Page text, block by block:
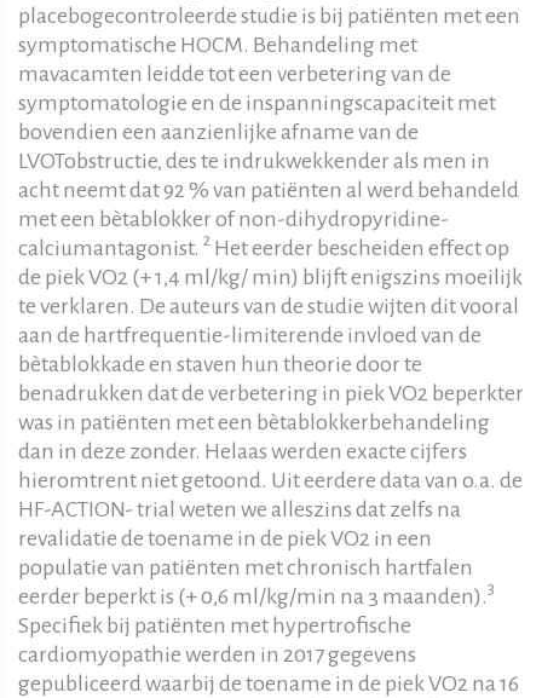
placebogecontroleerde studie is bij patiënten met een
symptomatische HOCM. Behandeling met
mavacamten leidde tot een verbetering van de
symptomatologie en de inspanningscapaciteit met
bovendien een aanzienlijke afname van de
LVOTobstructie, des te indrukwekkender als men in
acht neemt dat 92 % van patiënten al werd behandeld
met een bètablokker of non-dihydropyridine-
calciumantagonist. 2 Het eerder bescheiden effect op
de piek VO2 (+ 1,4 ml/kg/ min) blijft enigszins moeilijk
te verklaren. De auteurs van de studie wijten dit vooral
aan de hartfrequentie-limiterende invloed van de
bètablokkade en staven hun theorie door te
benadrukken dat de verbetering in piek VO2 beperkter
was in patiënten met een bètablokkerbehandeling
dan in deze zonder. Helaas werden exacte cijfers
hieromtrent niet getoond. Uit eerdere data van o.a. de
HF-ACTION- trial weten we alleszins dat zelfs na
revalidatie de toename in de piek VO2 in een
populatie van patiënten met chronisch hartfalen
eerder beperkt is (+ 0,6 ml/kg/min na 3 maanden).3
Specifiek bij patiënten met hypertrofische
cardiomyopathie werden in 2017 gegevens
gepubliceerd waarbij de toename in de piek VO2 na 16